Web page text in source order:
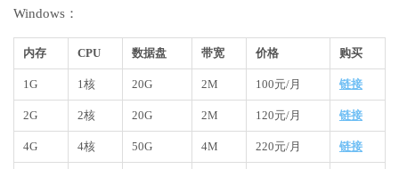
Windows：
内存 CPU 数据盘 带宽 价格 购买
1G 1核 20G 2M 100元/月 链接
2G 2核 20G 2M 120元/月 链接
4G 4核 50G 4M 220元/月 链接